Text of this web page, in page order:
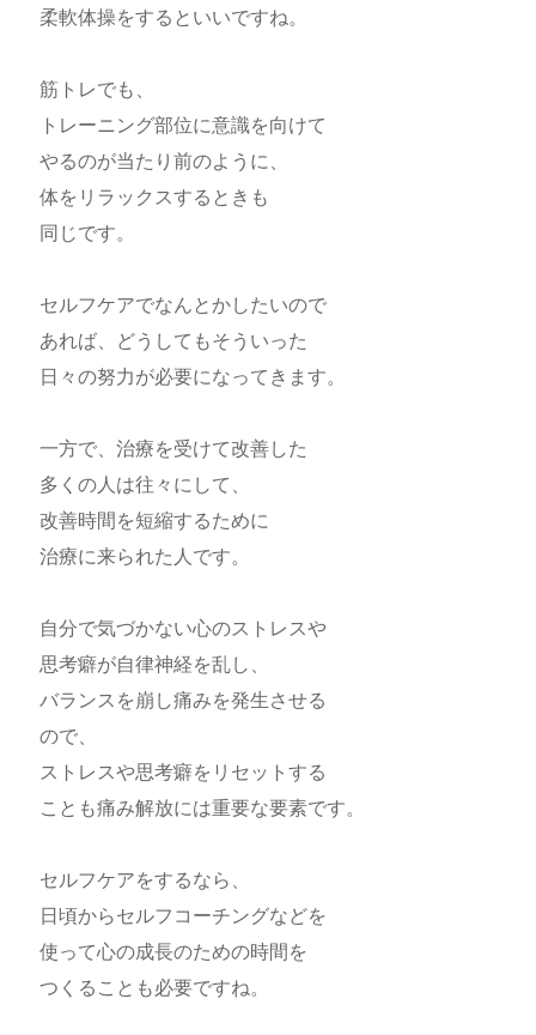
柔軟体操をするといいですね。
筋トレでも、
トレーニング部位に意識を向けて
やるのが当たり前のように、
体をリラックスするときも
同じです。
セルフケアでなんとかしたいので
あれば、どうしてもそういった
日々の努力が必要になってきます。
一方で、治療を受けて改善した
多くの人は往々にして、
改善時間を短縮するために
治療に来られた人です。
自分で気づかない心のストレスや
思考癖が自律神経を乱し、
バランスを崩し痛みを発生させる
ので、
ストレスや思考癖をリセットする
ことも痛み解放には重要な要素です。
セルフケアをするなら、
日頃からセルフコーチングなどを
使って心の成長のための時間を
つくることも必要ですね。